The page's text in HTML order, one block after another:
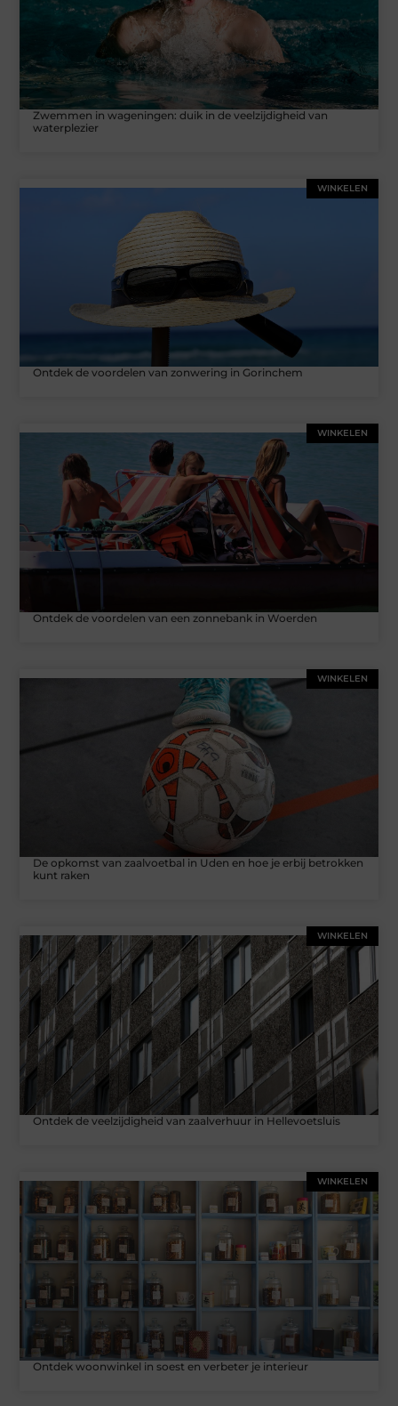
Zwemmen in wageningen: duik in de veelzijdigheid van
waterplezier
WINKELEN
Ontdek de voordelen van zonwering in Gorinchem
WINKELEN
Ontdek de voordelen van een zonnebank in Woerden
WINKELEN
De opkomst van zaalvoetbal in Uden en hoe je erbij betrokken
kunt raken
WINKELEN
Ontdek de veelzijdigheid van zaalverhuur in Hellevoetsluis
WINKELEN
Ontdek woonwinkel in soest en verbeter je interieur